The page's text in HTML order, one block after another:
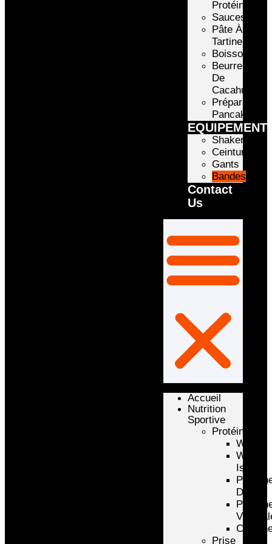
Protéinée
Sauces
Pâte À
Tartiner
Boissons
Beurre
De
Cacahuète
Préparation
Pancake
Shakers
Ceintures
Gants
Bandes
Contact
Us
Accueil
Nutrition
Sportive
Protéines
Whey
Whey
Isolate
D’oeuf
Prise